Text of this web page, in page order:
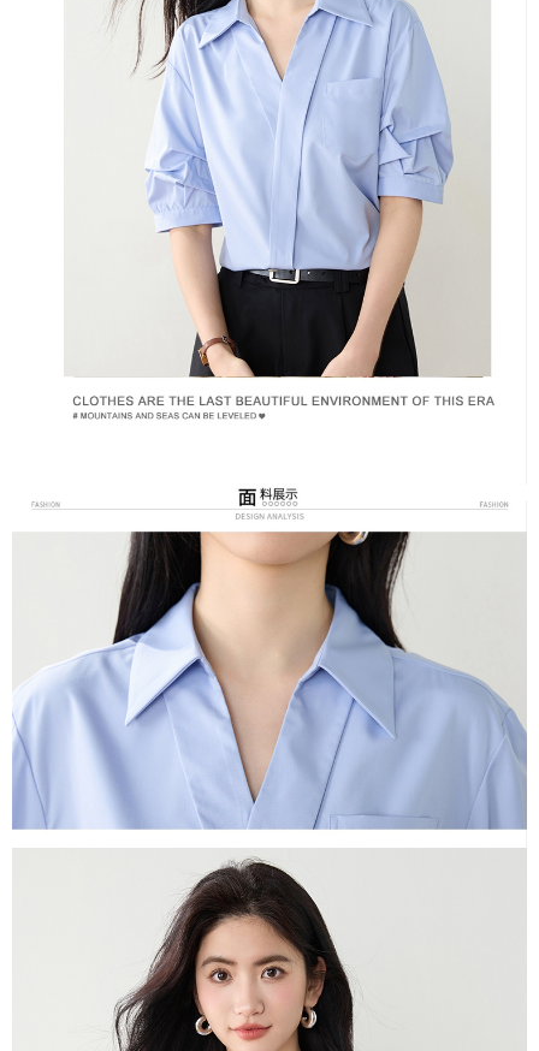
「AFTEE先享後付」，若未經同意申辦者引起之損失，本公司不負相關責
４．使用「AFTEE先享後付」時，將依據個別帳號之用戶狀況，依本公司即
時審查核予不同之上限額度；若仍有額度不足之情形，本公司將視審查結果
請求用戶進行身份認證。
５．嚴禁一人註冊多個帳號或使用他人資訊註冊。若發現惡意使用之情形，
恩沛科技股份有限公司將有權停止該用戶之使用額度並採取法律行動。
每筆NT$70，滿NT$699(含以上)免運費
每筆NT$90，滿NT$699(含以上)免運費
查看運費